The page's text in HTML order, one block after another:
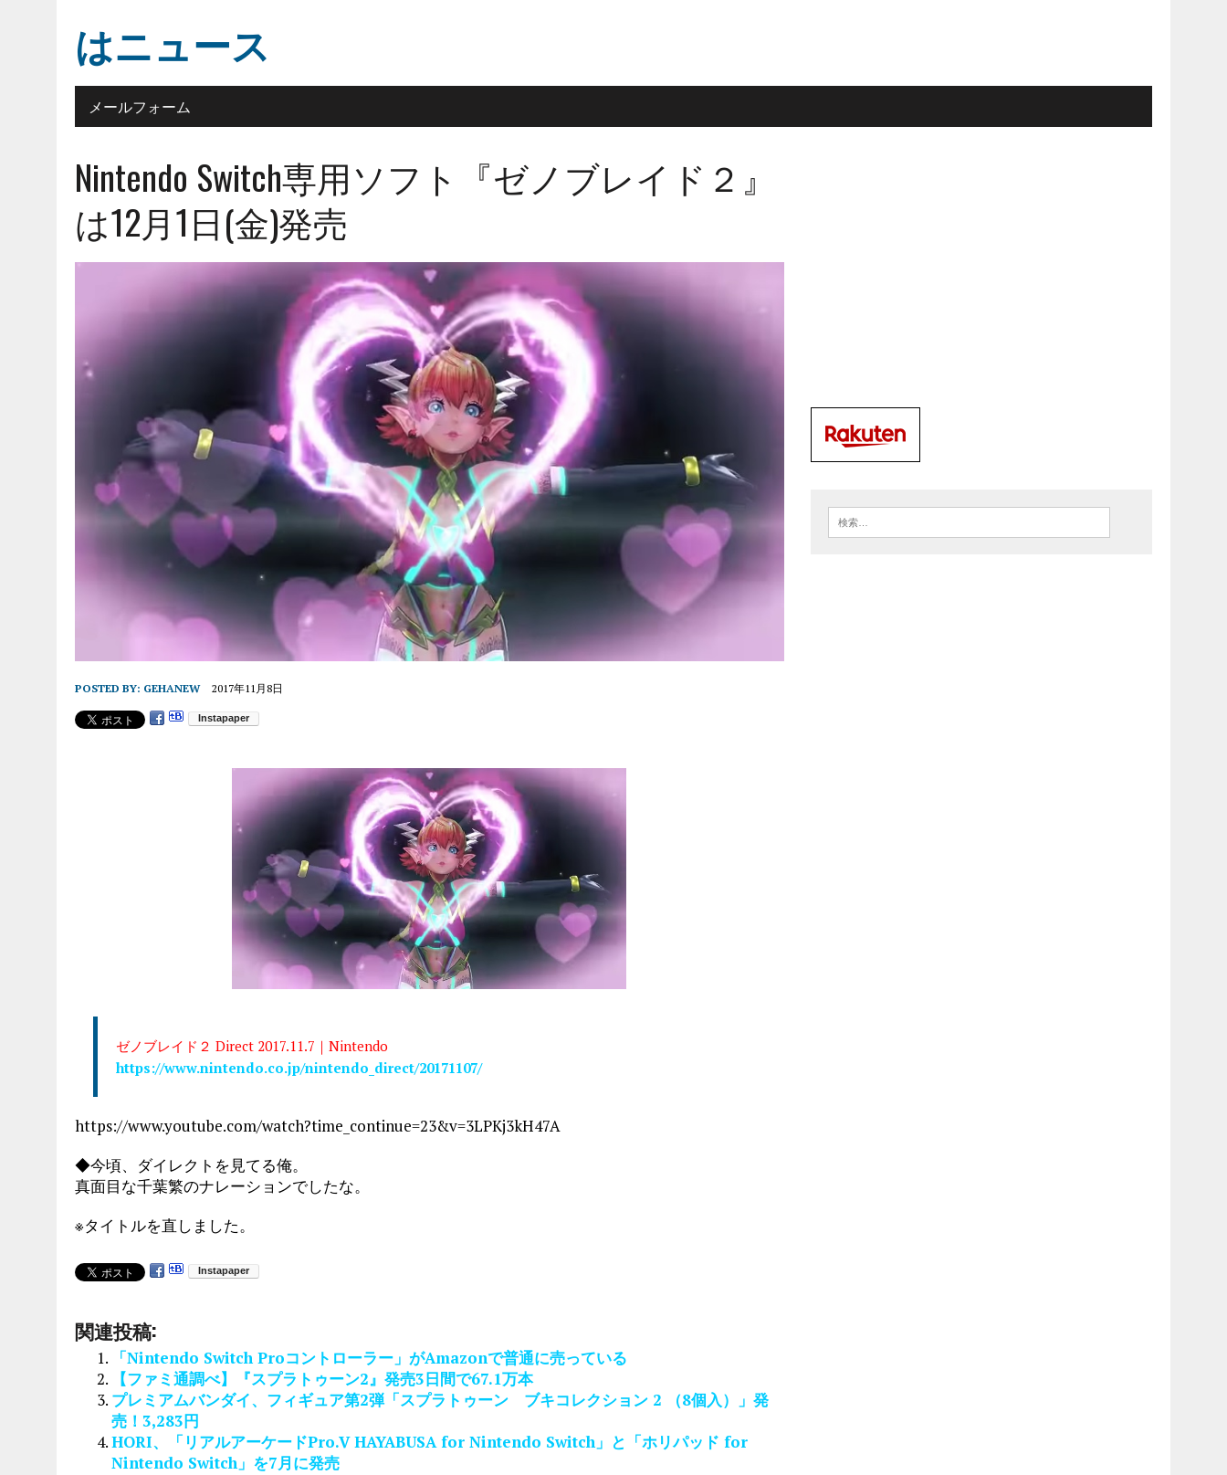
はニュース
メールフォーム
Nintendo Switch専用ソフト『ゼノブレイド２』
は12月1日(金)発売
POSTED BY: GEHANEW 2017年11月8日
ゼノブレイド２ Direct 2017.11.7｜Nintendo
https://www.nintendo.co.jp/nintendo_direct/20171107/
https://www.youtube.com/watch?time_continue=23&v=3LPKj3kH47A
◆今頃、ダイレクトを見てる俺。
真面目な千葉繁のナレーションでしたな。
※タイトルを直しました。
関連投稿:
「Nintendo Switch Proコントローラー」がAmazonで普通に売っている
【ファミ通調べ】『スプラトゥーン2』発売3日間で67.1万本
プレミアムバンダイ、フィギュア第2弾「スプラトゥーン ブキコレクション 2 （8個入）」発
売！3,283円
HORI、「リアルアーケードPro.V HAYABUSA for Nintendo Switch」と「ホリパッド for
Nintendo Switch」を7月に発売